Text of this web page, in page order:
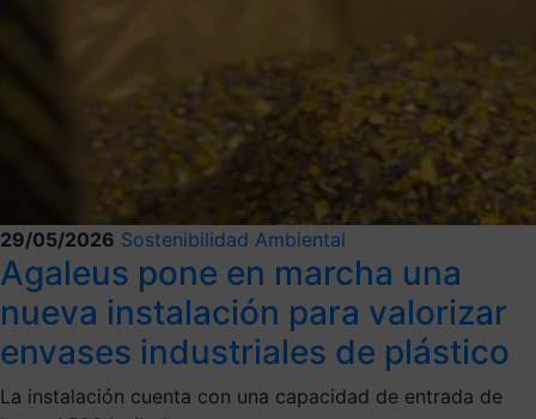
29/05/2026 Sostenibilidad Ambiental
Agaleus pone en marcha una
nueva instalación para valorizar
envases industriales de plástico
La instalación cuenta con una capacidad de entrada de